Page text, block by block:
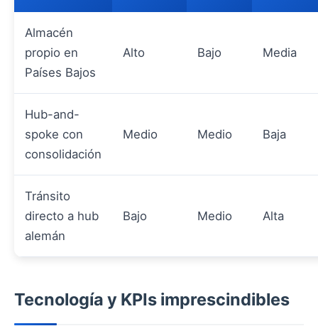
Almacén
propio en
Países Bajos
Alto Bajo Media
Hub-and-
spoke con
consolidación
Medio Medio Baja
Tránsito
directo a hub
alemán
Bajo Medio Alta
Tecnología y KPIs imprescindibles